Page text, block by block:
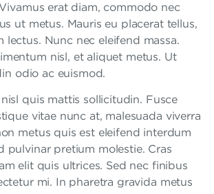
erat diam, commodo nec
ut metus. Mauris eu placerat tellus,
lectus. Nunc nec eleifend massa.
nisl, et aliquet metus. Ut
odio ac euismod.
quis mattis sollicitudin. Fusce
vitae nunc at, malesuada viverra
metus quis est eleifend interdum
pulvinar pretium molestie. Cras
elit quis ultrices. Sed nec finibus
mi. In pharetra gravida metus